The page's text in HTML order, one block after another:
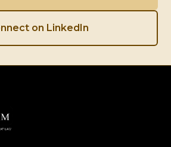
on LinkedIn